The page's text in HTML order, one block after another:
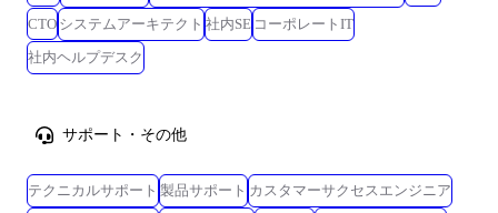
CTO システムアーキテクト 社内SE コーポレートIT
社内ヘルプデスク
サポート・その他
テクニカルサポート 製品サポート カスタマーサクセスエンジニア